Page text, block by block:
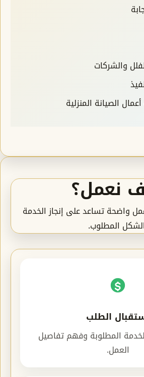
والشركات
الصيانة المنزلية
نعمل؟
واضحة تساعد على إنجاز الخدمة
المطلوب.
الطلب
المطلوبة وفهم تفاصيل
العمل.